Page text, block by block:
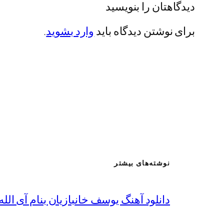
دیدگاهتان را بنویسید
برای نوشتن دیدگاه باید وارد بشوید.
نوشته‌های بیشتر
دانلود آهنگ یوسف خانبازیان بنام آی